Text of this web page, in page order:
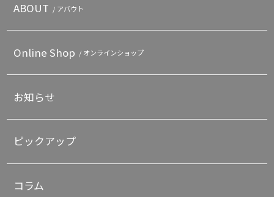
ABOUT / アバウト
Online Shop / オンラインショップ
お知らせ
ピックアップ
コラム